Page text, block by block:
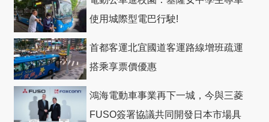
使用城際型電巴行駛!
首都客運北宜國道客運路線增班疏運
搭乘享票價優惠
鴻海電動車事業再下一城，今與三菱
FUSO簽署協議共同開發日本市場具